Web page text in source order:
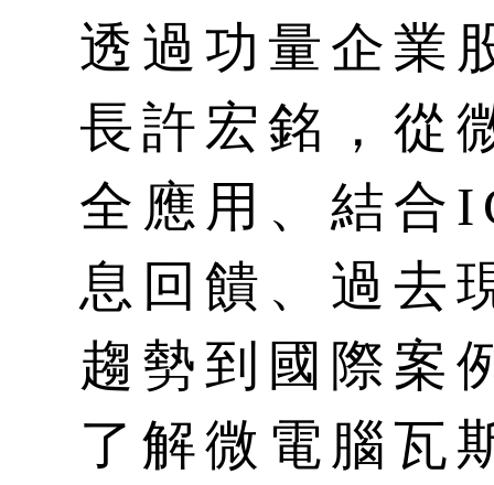
透過功量企業
長許宏銘，從
全應用、結合
息回饋、過去
趨勢到國際案
了解微電腦瓦